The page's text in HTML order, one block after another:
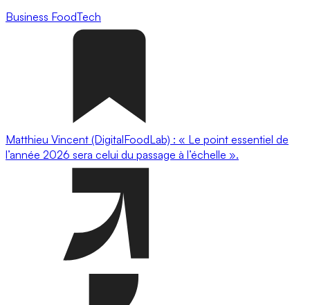
Business FoodTech
Matthieu Vincent (DigitalFoodLab) : « Le point essentiel de
l’année 2026 sera celui du passage à l’échelle ».